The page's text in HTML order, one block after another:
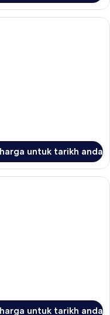
tempat tidur
untuk tarikh anda
untuk tarikh anda